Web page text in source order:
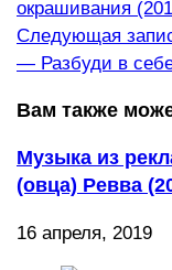
окрашивания
Следующая
— Разбуди в
Вам также
Музыка из
(овца) Ревва
16 апреля, 2019